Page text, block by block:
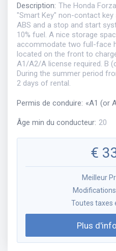
Description: The Honda
"Smart Key" non-contact
ABS and a stop and start
10% fuel. A nice storage
accommodate two full-face
located on the front to
A1/A2/A license required. B
During the summer period
2 days of rental.
Permis de conduire: «A1 (or
Âge min du conducteur: 20
€
Meilleur
Modifications
Toutes taxes
Plus